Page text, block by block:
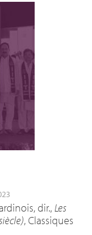
dir.,Les
, Classiques